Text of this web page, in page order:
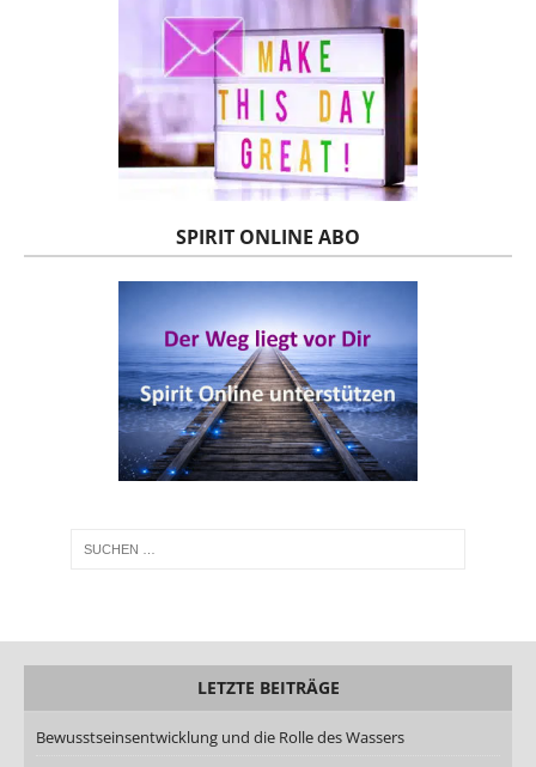
SPIRIT ONLINE ABO
LETZTE BEITRÄGE
Bewusstseinsentwicklung und die Rolle des Wassers